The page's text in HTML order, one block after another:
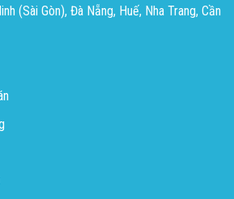
(Sài Gòn), Đà Nẵng, Huế, Nha Trang, Cần